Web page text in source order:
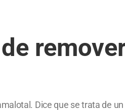
Dice que se trata de